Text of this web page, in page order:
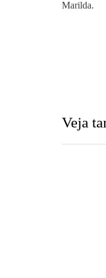
Marilda.
Veja